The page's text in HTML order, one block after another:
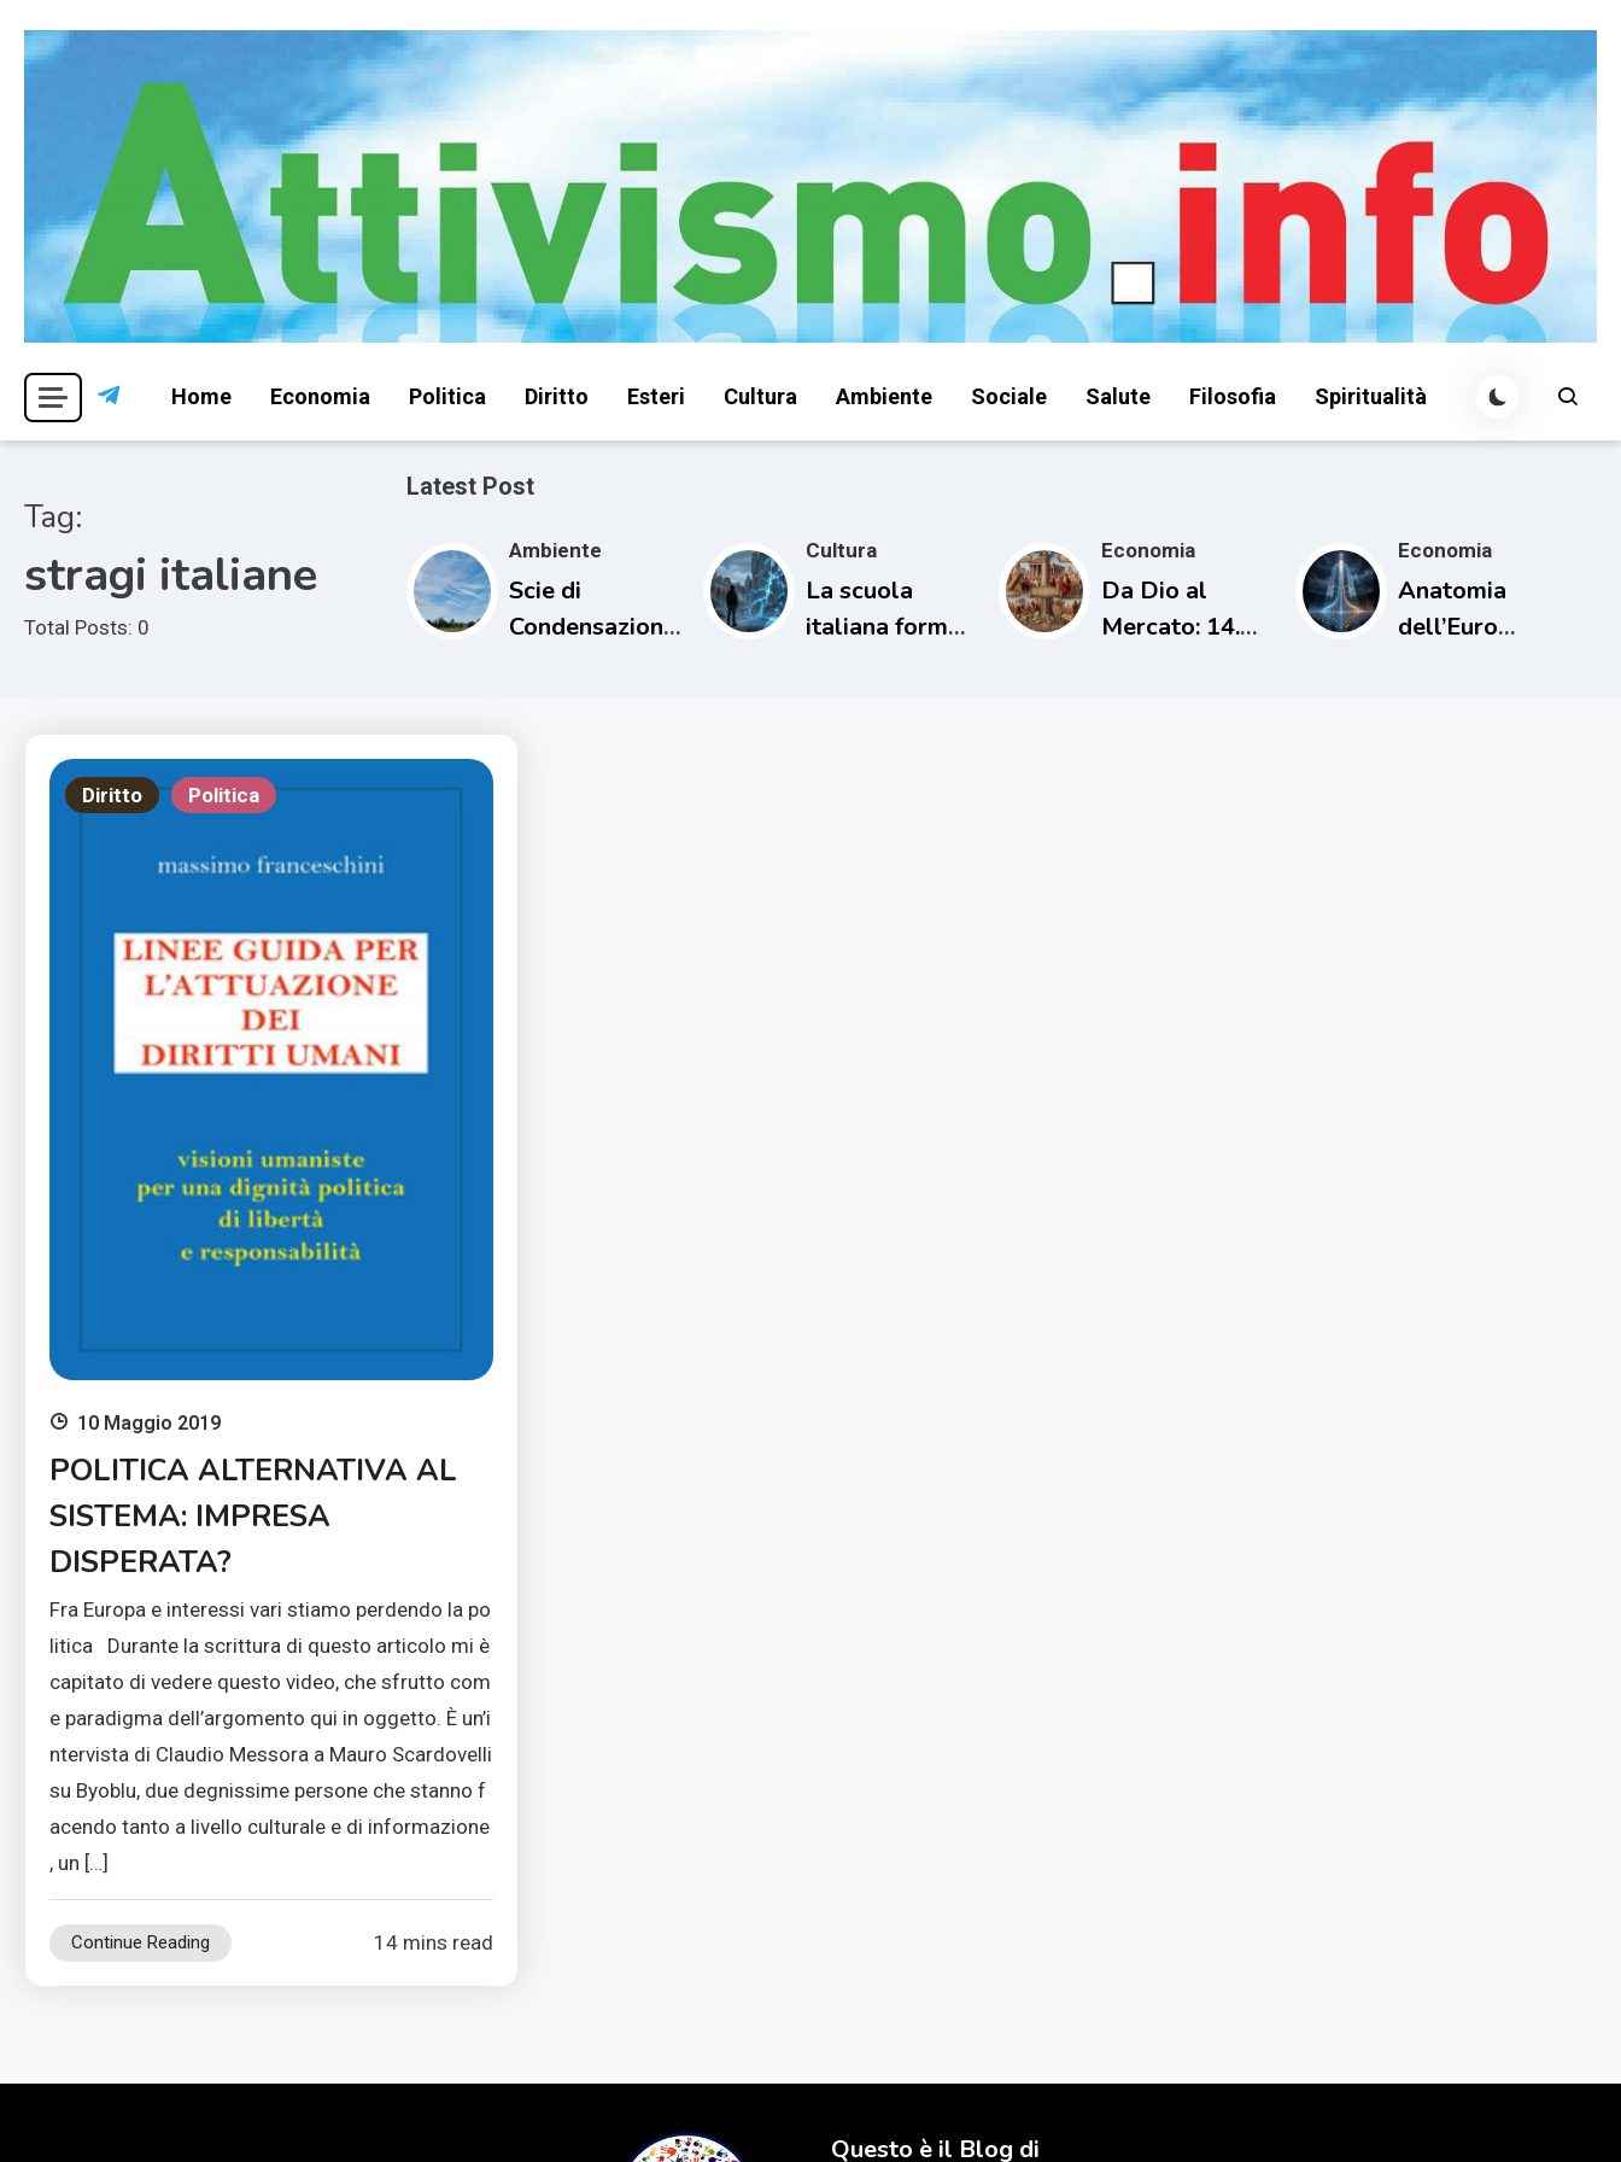
Attivismo.info
Home Economia Politica Diritto Esteri Cultura Ambiente Sociale Salute Filosofia Spiritualità
Tag:
stragi italiane
Total Posts: 0
Latest Post
Ambiente
Scie di
Condensazione
Cultura
La scuola
italiana forma
Economia
Da Dio al
Mercato: 14.
Economia
Anatomia
dell’Euro
Diritto Politica
10 Maggio 2019
POLITICA ALTERNATIVA AL
SISTEMA: IMPRESA
DISPERATA?
Fra Europa e interessi vari stiamo perdendo la po
litica Durante la scrittura di questo articolo mi è
capitato di vedere questo video, che sfrutto com
e paradigma dell’argomento qui in oggetto. È un’i
ntervista di Claudio Messora a Mauro Scardovelli
su Byoblu, due degnissime persone che stanno f
acendo tanto a livello culturale e di informazione
, un […]
Continue Reading 14 mins read
Questo è il Blog di